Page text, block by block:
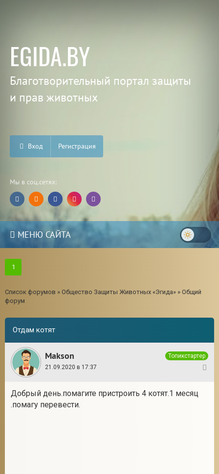
EGIDA.BY
Благотворительный портал защиты
и прав животных
Вход Регистрация
Мы в соц.сетях:
МЕНЮ САЙТА
1
Список форумов » Общество Защиты Животных «Эгида» » Общий
форум
Отдам котят
Makson
Топикстартер
21.09.2020 в 17:37
Добрый день.помагите пристроить 4 котят.1 месяц
.помагу перевести.